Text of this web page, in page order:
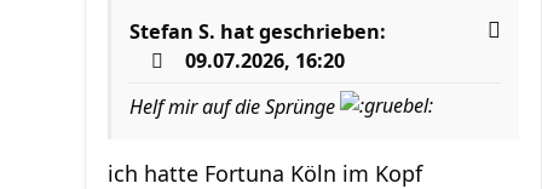
Stefan S. hat geschrieben:
09.07.2026, 16:20
Helf mir auf die Sprünge
ich hatte Fortuna Köln im Kopf